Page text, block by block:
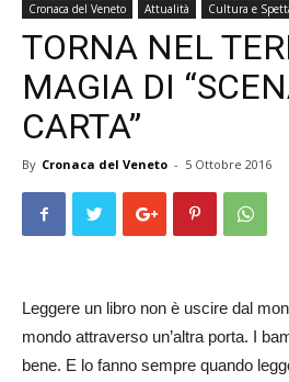
Cronaca del Veneto Attualità Cultura e
TORNA NEL
MAGIA DI
CARTA”
By Cronaca del Veneto - 5 Ottobre 2016
Leggere un libro non è uscire dal
mondo attraverso un’altra porta. I
bene. E lo fanno sempre quando